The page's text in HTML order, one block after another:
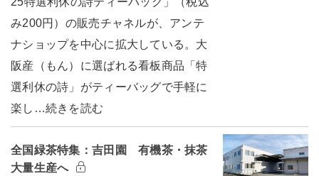
み200円）の販売チャネルが、アンテ
ナショップを中心に拡大している。大
阪産（もん）に選ばれる看板商品「特
選利休の詩」がティーバッグで手軽に
楽し…続きを読む
全国緑茶特集：吉田園 有機茶・抹茶
大量生産へ